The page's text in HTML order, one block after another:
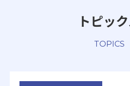
トピッ
TOPICS